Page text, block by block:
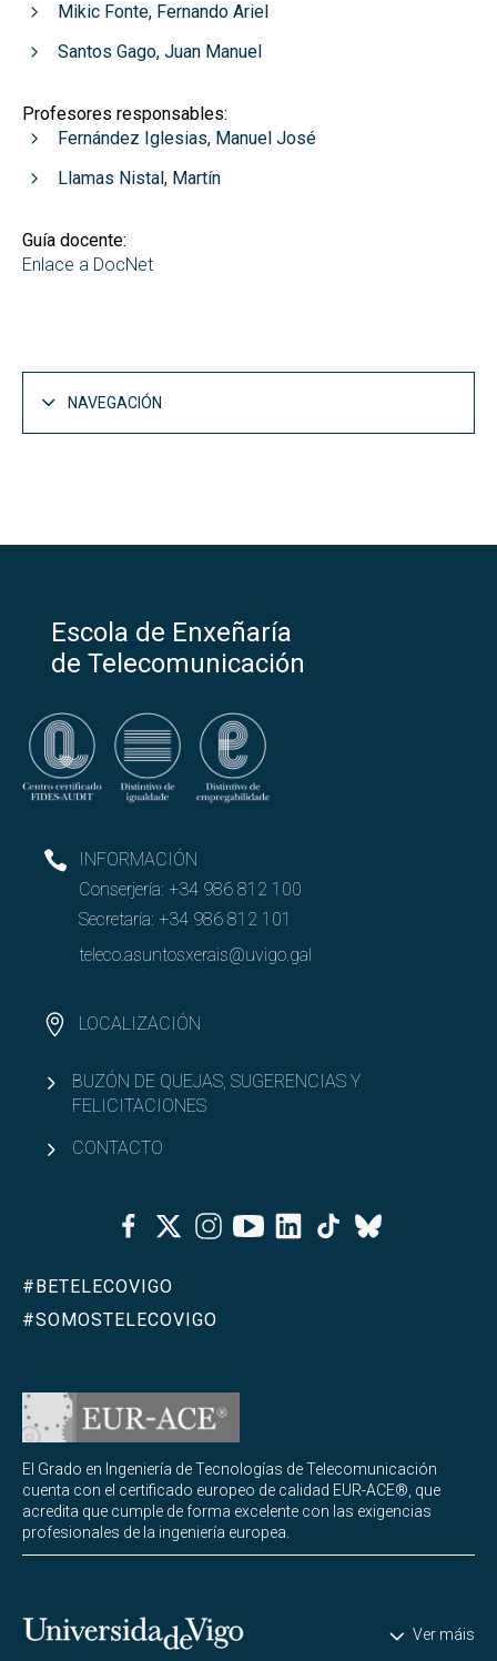
Mikic Fonte, Fernando Ariel
Santos Gago, Juan Manuel
Profesores responsables:
Fernández Iglesias, Manuel José
Llamas Nistal, Martín
Guía docente:
Enlace a DocNet
NAVEGACIÓN
Escola de Enxeñaría
de Telecomunicación
INFORMACIÓN
Conserjería: +34 986 812 100
Secretaría: +34 986 812 101
teleco.asuntosxerais@uvigo.gal
LOCALIZACIÓN
BUZÓN DE QUEJAS, SUGERENCIAS Y
FELICITACIONES
CONTACTO
FacebookTwitterInstagramYoutubeLinkedinTiktok
Bluesky
#BETELECOVIGO
#SOMOSTELECOVIGO
El Grado en Ingeniería de Tecnologías de Telecomunicación
cuenta con el certificado europeo de calidad EUR-ACE®, que
acredita que cumple de forma excelente con las exigencias
profesionales de la ingeniería europea.
Universidade de Vigo Ver máis